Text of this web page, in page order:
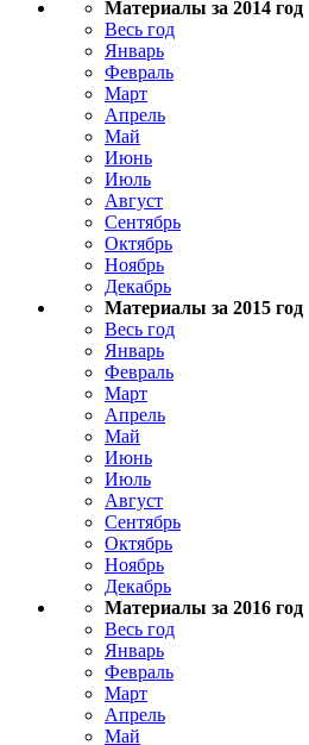
Материалы за 2014 год
Весь год
Январь
Февраль
Март
Апрель
Май
Июнь
Июль
Август
Сентябрь
Октябрь
Ноябрь
Декабрь
Материалы за 2015 год
Весь год
Январь
Февраль
Март
Апрель
Май
Июнь
Июль
Август
Сентябрь
Октябрь
Ноябрь
Декабрь
Материалы за 2016 год
Весь год
Январь
Февраль
Март
Апрель
Май